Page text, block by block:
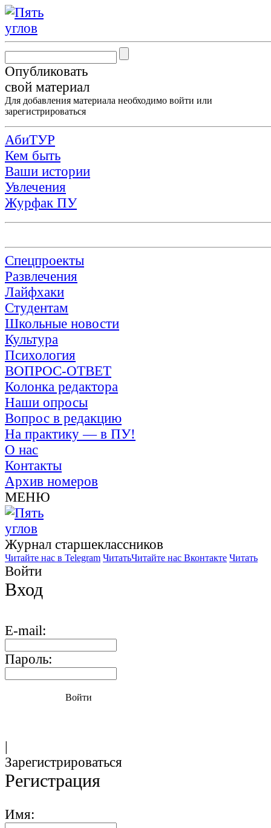
Опубликовать
свой материал
Для добавления материала необходимо войти или
зарегистрироваться
АбиТУР
Кем быть
Ваши истории
Увлечения
Журфак ПУ
Спецпроекты
Развлечения
Лайфхаки
Студентам
Школьные новости
Культура
Психология
ВОПРОС-ОТВЕТ
Колонка редактора
Наши опросы
Вопрос в редакцию
На практику — в ПУ!
О нас
Контакты
Архив номеров
МЕНЮ
Журнал старшекласcников
Читайте нас в Telegram ЧитатьЧитайте нас Вконтакте Читать
Войти
Вход
E-mail:
Пароль:
Войти
|
Зарегистрироваться
Регистрация
Имя: